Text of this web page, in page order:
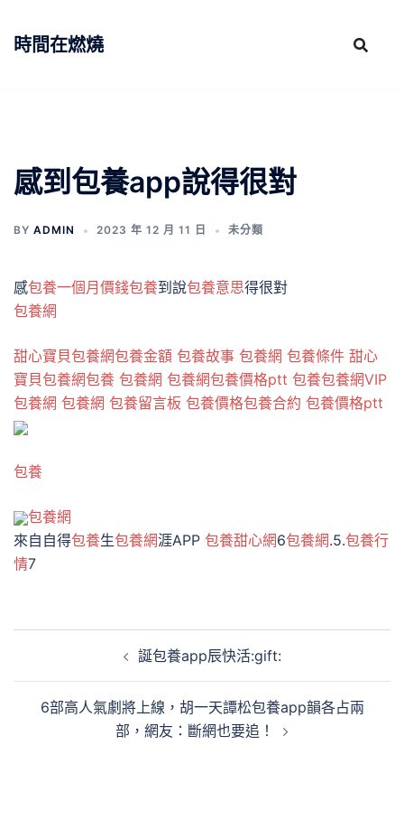
時間在燃燒
感到包養app說得很對
BY ADMIN 2023 年 12 月 11 日 未分類
感包養一個月價錢包養到說包養意思得很對
包養網
甜心寶貝包養網包養金額 包養故事 包養網 包養條件 甜心
寶貝包養網包養 包養網 包養網包養價格ptt 包養包養網VIP
包養網 包養網 包養留言板 包養價格包養合約 包養價格ptt
包養
包養網
來自自得包養生包養網涯APP 包養甜心網6包養網.5.包養行
情7
誕包養app辰快活:gift:
6部高人氣劇將上線，胡一天譚松包養app韻各占兩
部，網友：斷網也要追！